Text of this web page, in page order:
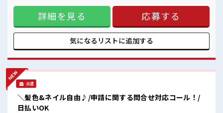
ロッカーあり！
安心してお仕事に集中♪
ート満喫！ ≪髪型自由≫ 基本的に髪色自由で明るすぎたり奇
抜でなければOKです！ (規定有)≪未経験OKの仕事≫ 新しい
ことにチャレンジするのは不安だけど、 しっかり働く環境が
整っています！ イチからスキルUP・ステップUP目指してい
きましょう！ ■職場の雰囲気 女性も活躍しやすい雰囲気の職
場です！ 明るすぎたり奇抜過ぎなければヘアカラーOK！ 休
り！ 安心してお仕事に集中♪
詳細を見る 応募する
気になるリストに追加する
派遣
＼髪色&ネイル自由♪/申請に関する問合せ対応コール！/
日払いOK